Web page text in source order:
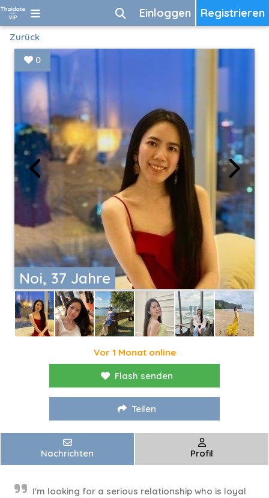
Registrieren
Einloggen
Zurück
Noi, 37 Jahre
0
Vor 1 Monat online
Flash senden
Teilen
Nachrichten Profil
I'm looking for a serious relationship who is loyal